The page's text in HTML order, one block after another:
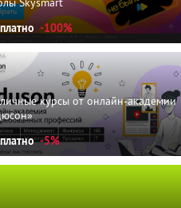
-100%
курсы от онлайн-академии
-5%